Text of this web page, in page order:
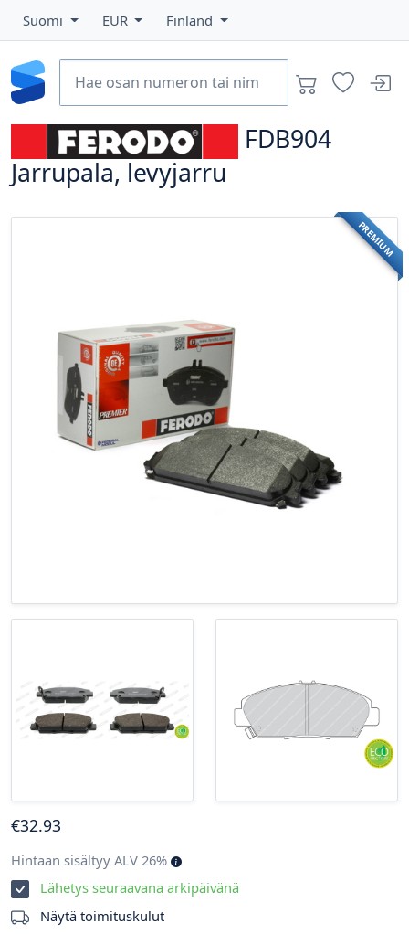
Suomi EUR Finland
FDB904
Jarrupala, levyjarru
PREMIUM
€32.93
Hintaan sisältyy ALV 26%
Lähetys seuraavana arkipäivänä
Näytä toimituskulut